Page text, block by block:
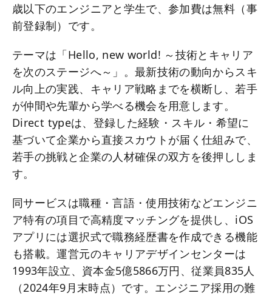
歳以下のエンジニアと学生で、参加費は無料（事
前登録制）です。
テーマは「Hello, new world! ～技術とキャリア
を次のステージへ～」。最新技術の動向からスキ
ル向上の実践、キャリア戦略までを横断し、若手
が仲間や先輩から学べる機会を用意します。
Direct typeは、登録した経験・スキル・希望に
基づいて企業から直接スカウトが届く仕組みで、
若手の挑戦と企業の人材確保の双方を後押ししま
す。
同サービスは職種・言語・使用技術などエンジニ
ア特有の項目で高精度マッチングを提供し、iOS
アプリには選択式で職務経歴書を作成できる機能
も搭載。運営元のキャリアデザインセンターは
1993年設立、資本金5億5866万円、従業員835人
（2024年9月末時点）です。エンジニア採用の難